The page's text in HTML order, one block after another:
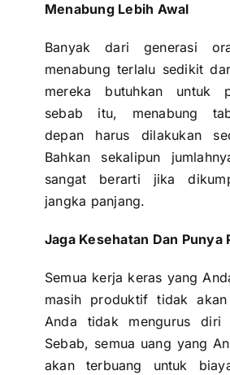
Menabung Lebih Awal
Banyak dari generasi
menabung terlalu sedikit
mereka butuhkan untuk
sebab itu, menabung
depan harus dilakukan
Bahkan sekalipun
sangat berarti jika
jangka panjang.
Jaga Kesehatan Dan Punya
Semua kerja keras yang
masih produktif tidak
Anda tidak mengurus diri
Sebab, semua uang yang
akan terbuang untuk